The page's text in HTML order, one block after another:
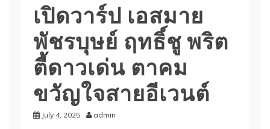
เปิดวาร์ป เอสมาย
พัชรบุษย์ ฤทธิ์ชู พริต
ตี้ดาวเด่น ตาคม
ขวัญใจสายอีเวนต์
July 4, 2025 admin